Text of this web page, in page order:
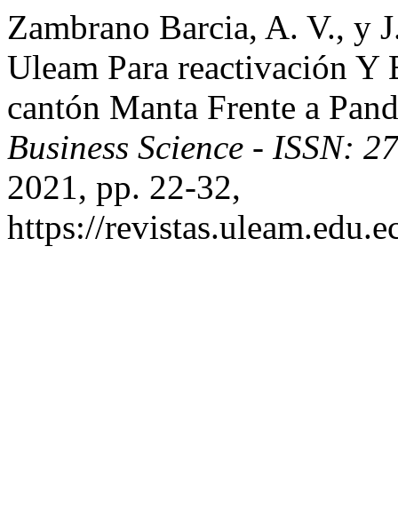
Zambrano Barcia, A. V., y
Uleam Para reactivación
cantón Manta Frente a
Business Science - ISSN:
2021, pp. 22-32,
https://